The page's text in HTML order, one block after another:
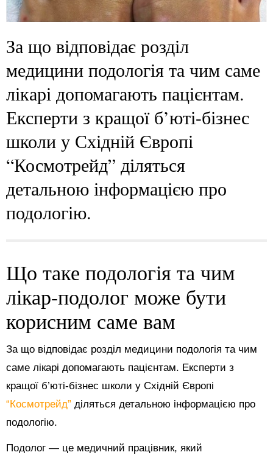
За що відповідає розділ
медицини подологія та чим саме
лікарі допомагають пацієнтам.
Експерти з кращої б’юті-бізнес
школи у Східній Європі
“Космотрейд” діляться
детальною інформацією про
подологію.
Що таке подологія та чим
лікар-подолог може бути
корисним саме вам
За що відповідає розділ медицини подологія та чим
саме лікарі допомагають пацієнтам. Експерти з
кращої б’юті-бізнес школи у Східній Європі
“Космотрейд” діляться детальною інформацією про
подологію.
Подолог — це медичний працівник, який